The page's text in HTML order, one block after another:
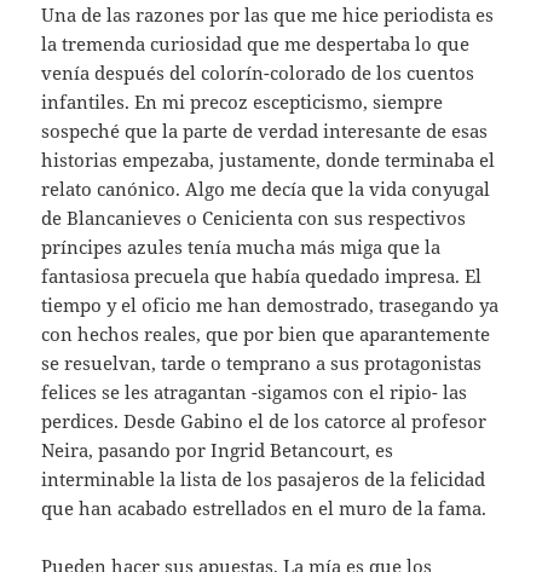
Una de las razones por las que me hice periodista es
la tremenda curiosidad que me despertaba lo que
venía después del colorín-colorado de los cuentos
infantiles. En mi precoz escepticismo, siempre
sospeché que la parte de verdad interesante de esas
historias empezaba, justamente, donde terminaba el
relato canónico. Algo me decía que la vida conyugal
de Blancanieves o Cenicienta con sus respectivos
príncipes azules tenía mucha más miga que la
fantasiosa precuela que había quedado impresa. El
tiempo y el oficio me han demostrado, trasegando ya
con hechos reales, que por bien que aparantemente
se resuelvan, tarde o temprano a sus protagonistas
felices se les atragantan -sigamos con el ripio- las
perdices. Desde Gabino el de los catorce al profesor
Neira, pasando por Ingrid Betancourt, es
interminable la lista de los pasajeros de la felicidad
que han acabado estrellados en el muro de la fama.
Pueden hacer sus apuestas. La mía es que los